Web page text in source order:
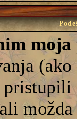
moja